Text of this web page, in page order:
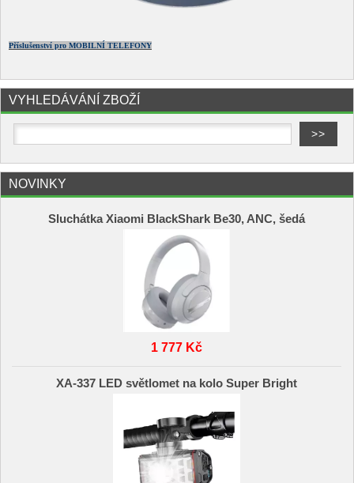
Příslušenství pro MOBILNÍ TELEFONY
VYHLEDÁVÁNÍ ZBOŽÍ
NOVINKY
Sluchátka Xiaomi BlackShark Be30, ANC, šedá
1 777 Kč
XA-337 LED světlomet na kolo Super Bright